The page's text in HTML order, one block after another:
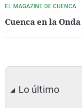
EL MAGAZINE DE CUENCA
Cuenca en la
Lo último